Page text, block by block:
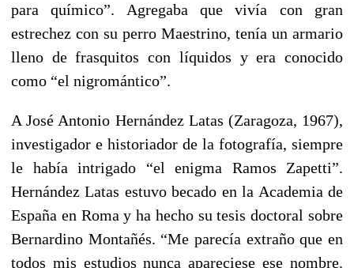
para químico”. Agregaba que vivía con gran
estrechez con su perro Maestrino, tenía un armario
lleno de frasquitos con líquidos y era conocido
como “el nigromántico”.
A José Antonio Hernández Latas (Zaragoza, 1967),
investigador e historiador de la fotografía, siempre
le había intrigado “el enigma Ramos Zapetti”.
Hernández Latas estuvo becado en la Academia de
España en Roma y ha hecho su tesis doctoral sobre
Bernardino Montañés. “Me parecía extraño que en
todos mis estudios nunca apareciese ese nombre.